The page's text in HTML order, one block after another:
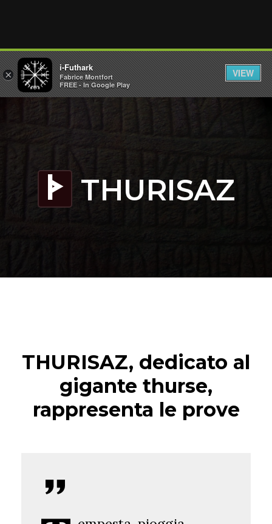
T THURISAZ
THURISAZ, dedicato al
gigante thurse,
rappresenta le prove
×
i-Futhark
Fabrice Montfort
FREE - In Google Play
VIEW